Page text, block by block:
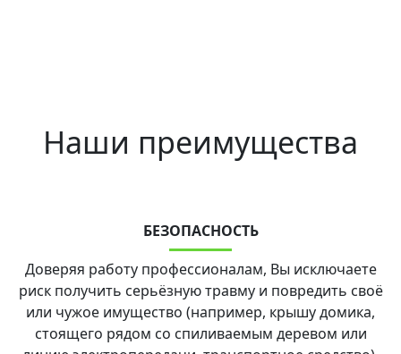
Наши преимущества
БЕЗОПАСНОСТЬ
Доверяя работу профессионалам, Вы исключаете
риск получить серьёзную травму и повредить своё
или чужое имущество (например, крышу домика,
стоящего рядом со спиливаемым деревом или